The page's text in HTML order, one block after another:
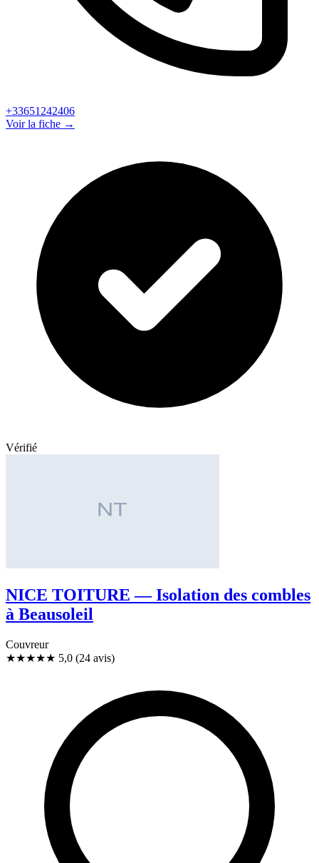
+33651242406
Voir la fiche →
Vérifié
NICE TOITURE — Isolation des combles
à Beausoleil
Couvreur
★★★★★ 5,0 (24 avis)